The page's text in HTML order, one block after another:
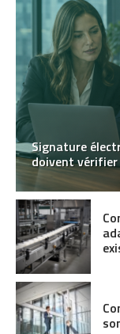
Signature
doivent